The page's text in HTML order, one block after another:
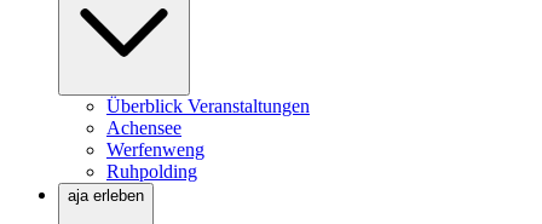
Überblick Veranstaltungen
Achensee
Werfenweng
Ruhpolding
aja erleben